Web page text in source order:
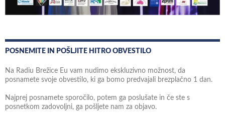
POSNEMITE IN POŠLJITE HITRO OBVESTILO
Na Radiu Brežice Eu vam nudimo ekskluzivno možnost, da
posnamete svoje obvestilo, ki ga bomo predvajali brezplačno 1 dan.
Najprej posnamete sporočilo, potem ga poslušate in če ste s
posnetkom zadovoljni, ga pošljete nam za objavo.